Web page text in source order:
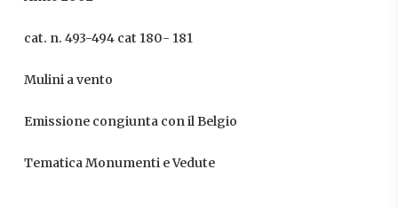
cat. n. 493-494 cat 180- 181
Mulini a vento
Emissione congiunta con il Belgio
Tematica Monumenti e Vedute